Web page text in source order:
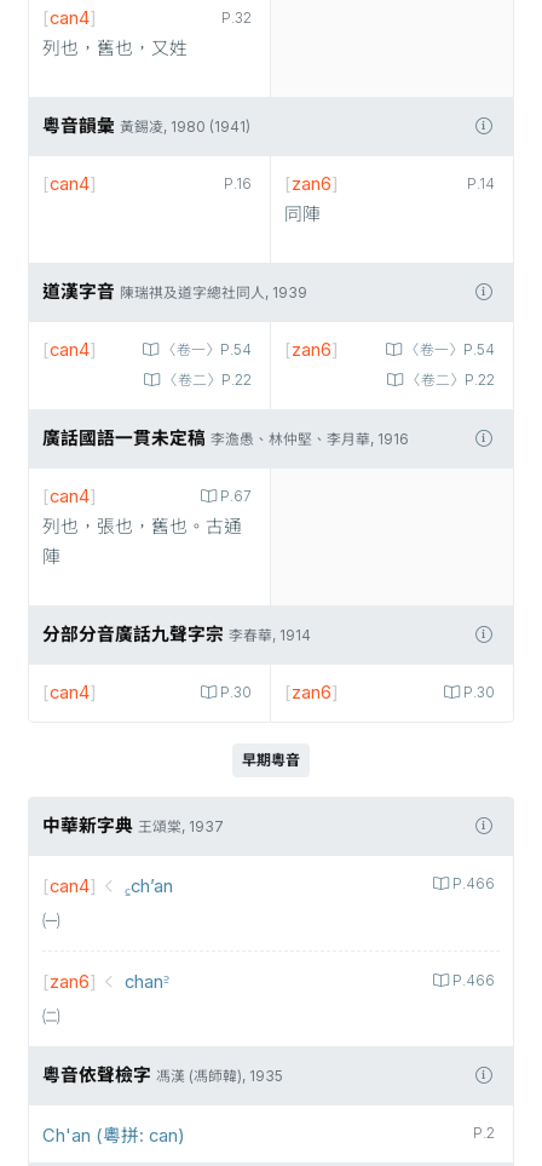
P.32
[can4]
列也，舊也，又姓
粵音韻彙 黃錫凌, 1980 (1941)
P.16
[can4] P.14
[zan6]
同陣
道漢字音 陳瑞祺及道字總社同人, 1939
〈卷一〉P.54
〈卷二〉P.22
[can4]
〈卷一〉P.54
〈卷二〉P.22
[zan6]
廣話國語一貫未定稿 李澹愚、林仲堅、李月華, 1916
P.67
[can4]
列也，張也，舊也。古通
陣
分部分音廣話九聲字宗 李春華, 1914
P.30
[can4] P.30
[zan6]
早期粵音
中華新字典 王頌棠, 1937
P.466
[can4] ꜁ch’an
㈠
P.466
[zan6] chan꜅
㈡
粵音依聲檢字 馮漢 (馮師韓), 1935
P.2
Ch'an (粵拼: can)